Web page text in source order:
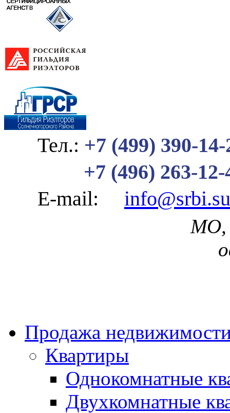
Тел.: +7 (499) 390-14-
+7 (496) 263-12-
E-mail: info@srbi.su
МО,
Продажа
Квартиры
Однокомнатные
Двухкомнатные